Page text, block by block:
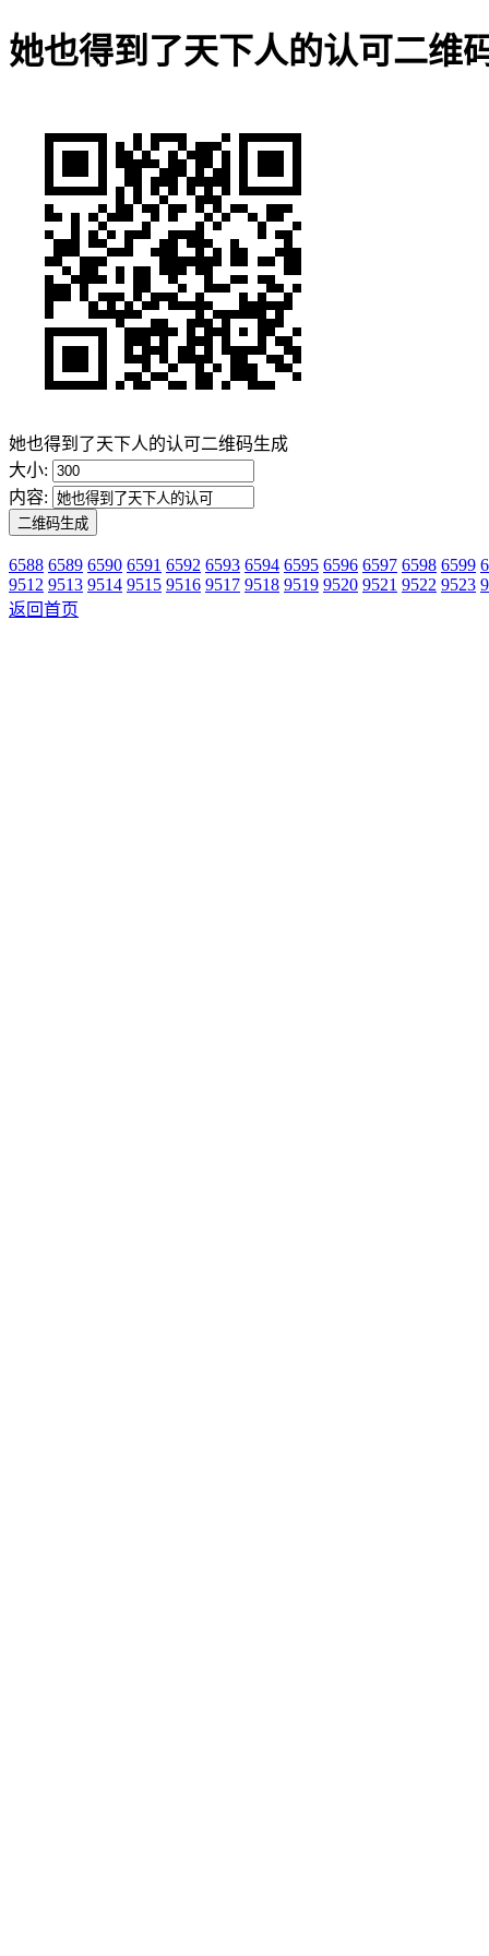
她也得到了天下人的认可二维
她也得到了天下人的认可二维码生成
大小:
内容:
6588 6589 6590 6591 6592 6593 6594 6595 6596 6597 6598 6599
9512 9513 9514 9515 9516 9517 9518 9519 9520 9521 9522 9523
返回首页